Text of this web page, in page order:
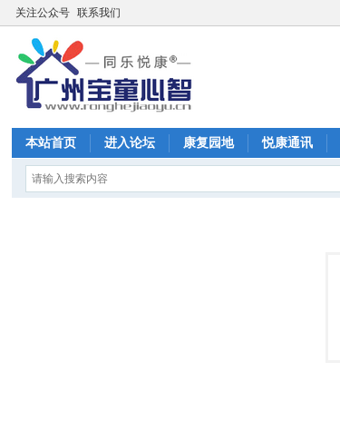
关注公众号 联系我们
本站首页 进入论坛 康复园地 悦康通讯